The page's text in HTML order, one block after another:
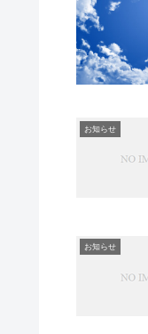
お知らせ
お知らせ